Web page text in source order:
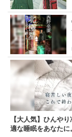
【大人気】ひんや
適な睡眠をあなたに